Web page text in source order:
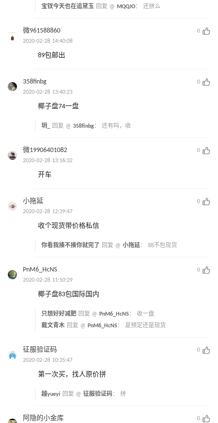
宝钗今天也在追黛玉 回复 @ MQQJO： 还拼么
微961588860
0
2020-02-28 14:40:08
89包邮出
358finbg
0
2020-02-28 13:40:23
椰子盘74一盘
玥_ 回复 @ 358finbg： 还有吗，收
微19906401082
0
2020-02-28 13:16:32
开车
小拖延
0
2020-02-28 12:39:47
收个现货带价格私信
你看我揍不揍你就完了 回复 @ 小拖延： 88不包现货
PnM6_HcNS
0
2020-02-28 11:10:29
椰子盘83包国际国内
只想好好减肥 回复 @ PnM6_HcNS： 收一盘
戴文青木 回复 @ PnM6_HcNS： 是预定还是现货
征服验证码
0
2020-02-28 10:35:47
第一次买，找人原价拼
越yueyi 回复 @ 征服验证码： 拼
阿隐的小金库
0